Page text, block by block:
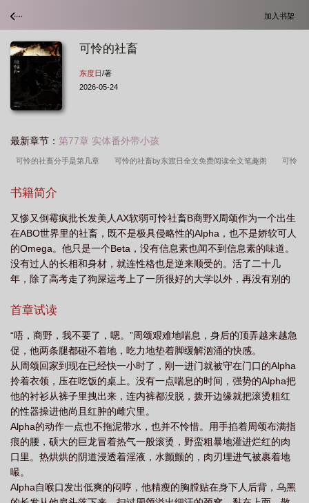
加入书架
可怜的社畜
东度日/著
2026-05-24
最新章节： 第77章 实体番外带小孩
可怜的社畜分手是第几章 可怜的社畜by东渡日全文免费阅读全文笔趣阁 可怜
介 可怜的社畜周颂提分手
东渡日全文txt 可怜的社畜 作者 东度日讲的什么 可怜的社畜笔趣阁txt免费百
度 可怜的社畜分手是第几集 可怜的社畜全集免费阅读 可怜的社畜by东渡
日全文免费阅读全 可怜的社畜by东度日免费全文阅读
书籍简介
又惨又倒霉疯批长发美人AX软弱可怜社畜B商野X周颂作为一个出生
在ABO世界里的社畜，既不是极具侵略性的Alpha，也不是娇软可人
的Omega。他只是一个Beta，没有信息素也闻不到信息素的味道。
没有过人的长相和身材，就连性格也是逆来顺受的。活了二十几
年，除了高考走了狗屎运考上了一所很好的大学以外，再没有别的
钱然后回老家，用存的钱把家里的破房子修一修，顺便把老家的那
友，下班以后也没什么能聊天的人。他性格阴郁不爱结交朋友，对
门那漂亮的Alpha看着又很不喜欢他的样子，社畜就更没朋友了。只
是某天被那Alpha敲响了房门，他枯燥乏味的生活便被彻底搅乱了。
Alpha意外的一次发情，把社畜当作是泄欲的工具，发现他腿间的秘
密，并以此作为威胁要社畜跟他在一起。Ps：1、俗文一篇，别较
真。
首章试读
“唔，商野，我不要了，嗯。”周颂艰难地喘息，身后的顶弄越来越急
促，他两条腿都碰不着地，吃力地垫着脚缓解汹涌的快感。
从周颂回家到现在已经快一小时了，刚一进门就被守在门口的Alpha
拎着衣领，压在吃饭的桌上。没有一点喘息的时间，强势的Alpha把
他的衬衫从裤子里拽出来，连内裤都没脱，拨开边缘就把滚烫粗红
的性器操进他尚且红肿的雌穴里。
Alpha的动作一点也不拖泥带水，也并不怜惜。用手掐着周颂布满指
痕的腰，硕大的巨龙冒着热气一般滚烫，野蛮粗暴地灌进烂红的肉
口里。热烘烘的阴道浸透着淫液，水颤颤的，肉刃埋进气被裹着地
嘬。
Alpha自喉口发出低爽的闷哼，他精瘦的胸膛贴在身下人后背，乌黑